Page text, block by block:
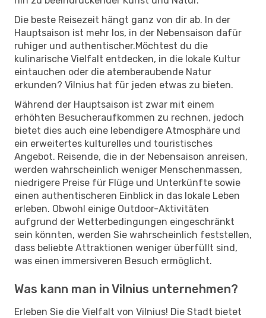
Die beste Reisezeit hängt ganz von dir ab. In der
Hauptsaison ist mehr los, in der Nebensaison dafür
ruhiger und authentischer.Möchtest du die
kulinarische Vielfalt entdecken, in die lokale Kultur
eintauchen oder die atemberaubende Natur
erkunden? Vilnius hat für jeden etwas zu bieten.
Während der Hauptsaison ist zwar mit einem
erhöhten Besucheraufkommen zu rechnen, jedoch
bietet dies auch eine lebendigere Atmosphäre und
ein erweitertes kulturelles und touristisches
Angebot. Reisende, die in der Nebensaison anreisen,
werden wahrscheinlich weniger Menschenmassen,
niedrigere Preise für Flüge und Unterkünfte sowie
einen authentischeren Einblick in das lokale Leben
erleben. Obwohl einige Outdoor-Aktivitäten
aufgrund der Wetterbedingungen eingeschränkt
sein könnten, werden Sie wahrscheinlich feststellen,
dass beliebte Attraktionen weniger überfüllt sind,
was einen immersiveren Besuch ermöglicht.
Was kann man in Vilnius unternehmen?
Erleben Sie die Vielfalt von Vilnius! Die Stadt bietet